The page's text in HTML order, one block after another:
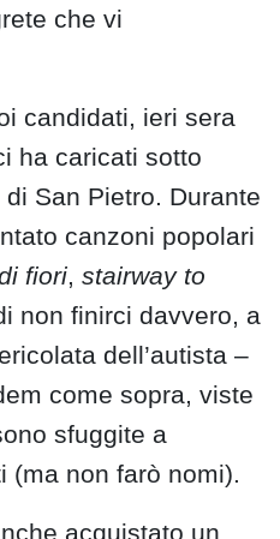
che vi
candidati, ieri sera
ha caricati sotto
San Pietro. Durante
canzoni popolari
fiori, stairway to
non finirci davvero, a
dell’autista –
come sopra, viste
sfuggite a
(ma non farò nomi).
acquistato un